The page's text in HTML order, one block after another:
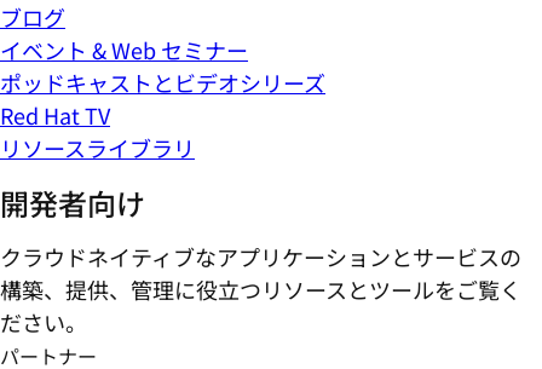
ブログ
イベント & Web セミナー
ポッドキャストとビデオシリーズ
Red Hat TV
リソースライブラリ
開発者向け
クラウドネイティブなアプリケーションとサービスの
構築、提供、管理に役立つリソースとツールをご覧く
ださい。
パートナー